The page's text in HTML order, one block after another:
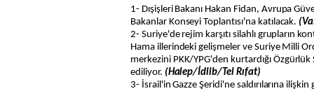
1- Dışişleri Bakanı Hakan Fidan, Avrupa
Bakanlar Konseyi Toplantısı'na katılacak.
2- Suriye'de rejim karşıtı silahlı grupların
Hama illerindeki gelişmeler ve Suriye Milli
merkezini PKK/YPG'den kurtardığı
ediliyor. (Halep/İdlib/Tel Rıfat)
3- İsrail'in Gazze Şeridi'ne saldırılarına